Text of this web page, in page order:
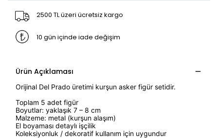
2500 TL üzeri ücretsiz kargo
10 gün içinde iade değişim
Ürün Açıklaması
Orijinal Del Prado üretimi kurşun asker figür setidir.
Toplam 5 adet figür
Boyutlar: yaklaşık 7 – 8 cm
Malzeme: metal (kurşun alaşım)
El boyaması detaylı işçilik
Koleksiyonluk / dekoratif kullanım için uygundur